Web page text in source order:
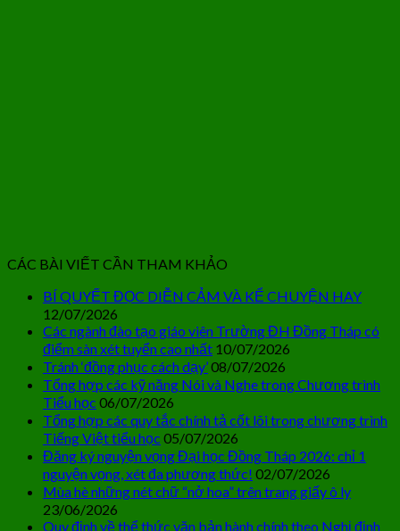
CÁC BÀI VIẾT CẦN THAM KHẢO
BÍ QUYẾT ĐỌC DIỄN CẢM VÀ KỂ CHUYỆN HAY
12/07/2026
Các ngành đào tạo giáo viên Trường ĐH Đồng Tháp có
điểm sàn xét tuyển cao nhất 10/07/2026
Tránh ‘đồng phục cách dạy’08/07/2026
Tổng hợp các kỹ năng Nói và Nghe trong Chương trình
Tiểu học 06/07/2026
Tổng hợp các quy tắc chính tả cốt lõi trong chương trình
Tiếng Việt tiểu học 05/07/2026
Đăng ký nguyện vọng Đại học Đồng Tháp 2026: chỉ 1
nguyện vọng, xét đa phương thức! 02/07/2026
Mùa hè những nét chữ “nở hoa” trên trang giấy ô ly
23/06/2026
Quy định về thể thức văn bản hành chính theo Nghị định